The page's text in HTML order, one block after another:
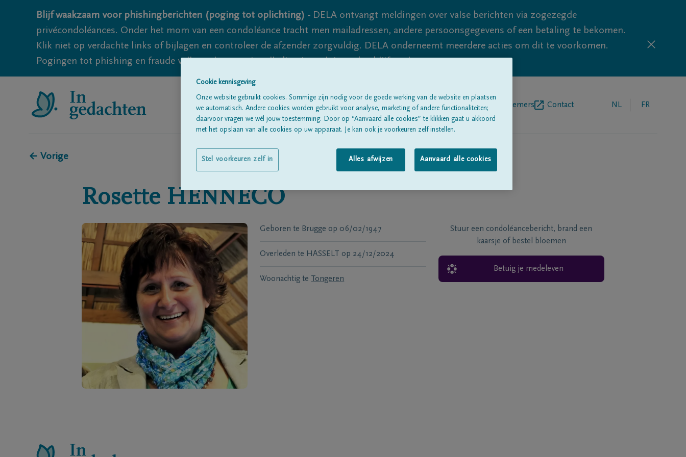
Blijf waakzaam voor phishingberichten (poging tot oplichting) - DELA ontvangt meldingen over valse berichten via zogezegde
privécondoléances. Onder het mom van een condoléance tracht men mailadressen, andere persoonsgegevens of een betaling te bekomen.
Klik niet op verdachte links of bijlagen en controleer de afzender zorgvuldig. DELA onderneemt meerdere acties om dit te voorkomen.
Pogingen tot phishing en fraude vallen echter nooit volledig uit te sluiten, dus blijf waakzaam.
Alle rouwberichtenOver onsBegrafenisondernemers Contact NL FR
← Vorige
Rosette HENNECO
Geboren te Brugge op 06/02/1947
Overleden te HASSELT op 24/12/2024
Woonachtig te Tongeren
Stuur een condoléancebericht, brand een
kaarsje of bestel bloemen
Betuig je medeleven
Cookie kennisgeving
Onze website gebruikt cookies. Sommige zijn nodig voor de goede werking van de website en plaatsen
we automatisch. Andere cookies worden gebruikt voor analyse, marketing of andere functionaliteiten;
daarvoor vragen we wél jouw toestemming. Door op “Aanvaard alle cookies” te klikken gaat u akkoord
met het opslaan van alle cookies op uw apparaat. Je kan ook je voorkeuren zelf instellen.
Alles afwijzen Aanvaard alle cookies
Stel voorkeuren zelf in